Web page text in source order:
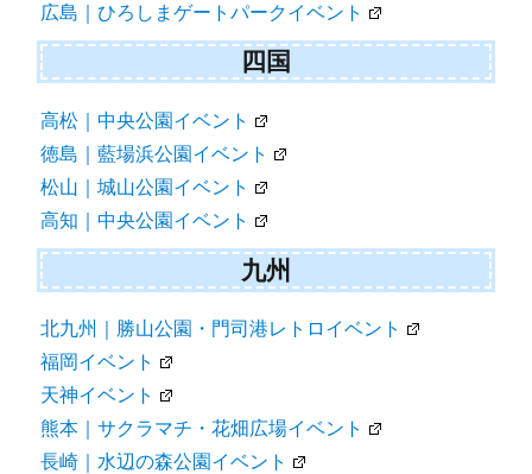
広島｜ひろしまゲートパークイベント
四国
高松｜中央公園イベント
徳島｜藍場浜公園イベント
松山｜城山公園イベント
高知｜中央公園イベント
九州
北九州｜勝山公園・門司港レトロイベント
福岡イベント
天神イベント
熊本｜サクラマチ・花畑広場イベント
長崎｜水辺の森公園イベント